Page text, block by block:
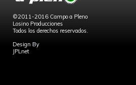
©2011-2016 Campo a Pleno
Losino Producciones
Todos los derechos reservados.
Design By
JPLnet